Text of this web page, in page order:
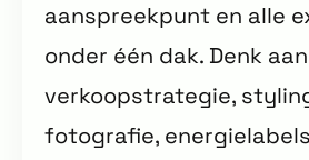
aanspreekpunt en alle
onder één dak. Denk aan
verkoopstrategie,
fotografie,